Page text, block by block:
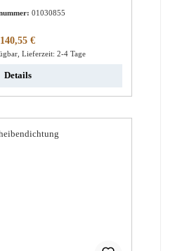
01030855
Regulärer Preis:
140,55 €
Lieferzeit: 2-4 Tage
Details